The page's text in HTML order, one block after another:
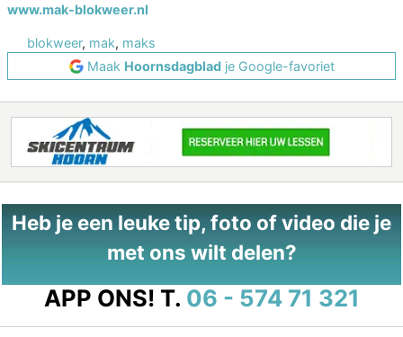
www.mak-blokweer.nl
blokweer, mak, maks
Maak Hoornsdagbladje Google-favoriet
Heb je een leuke tip, foto of video die je
met ons wilt delen?
APP ONS! T. 06 - 574 71 321